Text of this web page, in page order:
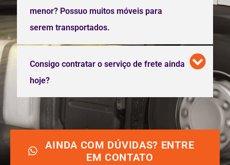
menor? Possuo muitos móveis para
serem transportados.
Consigo contratar o serviço de frete ainda
hoje?
AINDA COM DÚVIDAS? ENTRE
EM CONTATO